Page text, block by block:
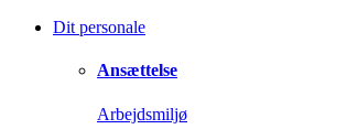
Dit personale
Ansættelse
Arbejdsmiljø